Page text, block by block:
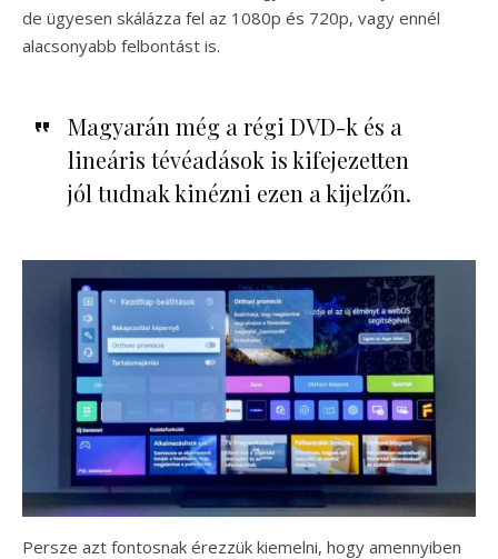
de ügyesen skálázza fel az 1080p és 720p, vagy ennél
alacsonyabb felbontást is.
Magyarán még a régi DVD-k és a
lineáris tévéadások is kifejezetten
jól tudnak kinézni ezen a kijelzőn.
Persze azt fontosnak érezzük kiemelni, hogy amennyiben